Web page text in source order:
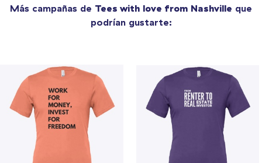
Más campañas de Tees with love from Nashville que
podrían gustarte: